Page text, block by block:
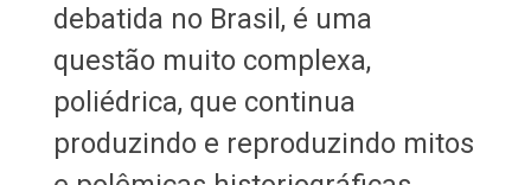
debatida no Brasil, é uma
questão muito complexa,
poliédrica, que continua
produzindo e reproduzindo mitos